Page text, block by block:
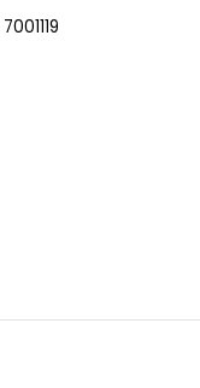
7001119